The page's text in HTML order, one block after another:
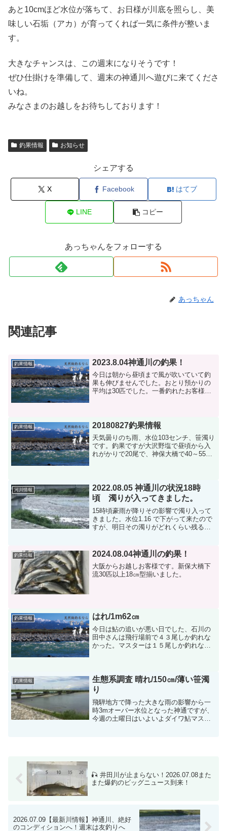
あと10cmほど水位が落ちて、お日様が川底を照らし、美
味しい石垢（アカ）が育ってくれば一気に条件が整いま
す。
大きなチャンスは、この週末になりそうです！
ぜひ仕掛けを準備して、週末の神通川へ遊びに来てくださ
いね。
みなさまのお越しをお待ちしております！
釣果情報 お知らせ
シェアする
X Facebook はてブ
LINE コピー
あっちゃんをフォローする
あっちゃん
関連記事
釣果情報 2023.8.04神通川の釣果！
今日は朝から昼頃まで風が吹いていて釣
果も伸びませんでした。おとり預かりの
平均は30匹でした。一番釣れたお客様で
す。
釣果情報 20180827釣果情報
天気曇りのち雨、水位103センチ、笹濁り
です。釣果ですが大沢野塩で昼頃から入
れがかりで20尾で、神保大橋で40～55尾
らいで...
河川情報
2022.08.05 神通川の状況18時
頃 濁りが入ってきました。
15時頃豪雨が降りその影響で濁り入って
きました。水位1.16 で下がって来たので
すが、明日その濁りがどれくらい残る今
釣果情報 2024.08.04神通川の釣果！
大阪からお越しお客様です。新保大橋下
流30匹以上18㎝型揃いました。
釣果情報 はれ/1m62㎝
今日は鮎の追いが悪い日でした、石川の
田中さんは飛行場前で４３尾しか釣れな
かった。マスターは１５尾しか釣れなか
で６７尾も釣られた、これ...
釣果情報
生態系調査 晴れ/150㎝/薄い笹濁
り
飛騨地方で降った大きな雨の影響から一
時3mオーバー水位となった神通ですが、
今週の土曜日はいよいよダイワ鮎マスタ
🎣 井田川が止まらない！2026.07.08また
また爆釣のビッグニュース到来！
2026.07.09【最新川情報】神通川、絶好
のコンディションへ！週末は友釣りへ